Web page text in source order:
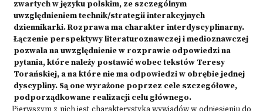
zwartych w języku polskim, ze szczególnym
uwzględnieniem technik/strategii interakcyjnych
dziennikarki. Rozprawa ma charakter interdyscyplinarny.
Łączenie perspektywy literaturoznawczej i medioznawczej
pozwala na uwzględnienie w rozprawie odpowiedzi na
pytania, które należy postawić wobec tekstów Teresy
Torańskiej, a na które nie ma odpowiedzi w obrębie jednej
dyscypliny. Są one wyrażone poprzez cele szczegółowe,
podporządkowane realizacji celu głównego.